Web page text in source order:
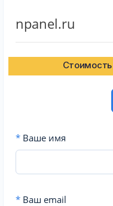
npanel.ru
* Ваше имя
* Ваш email